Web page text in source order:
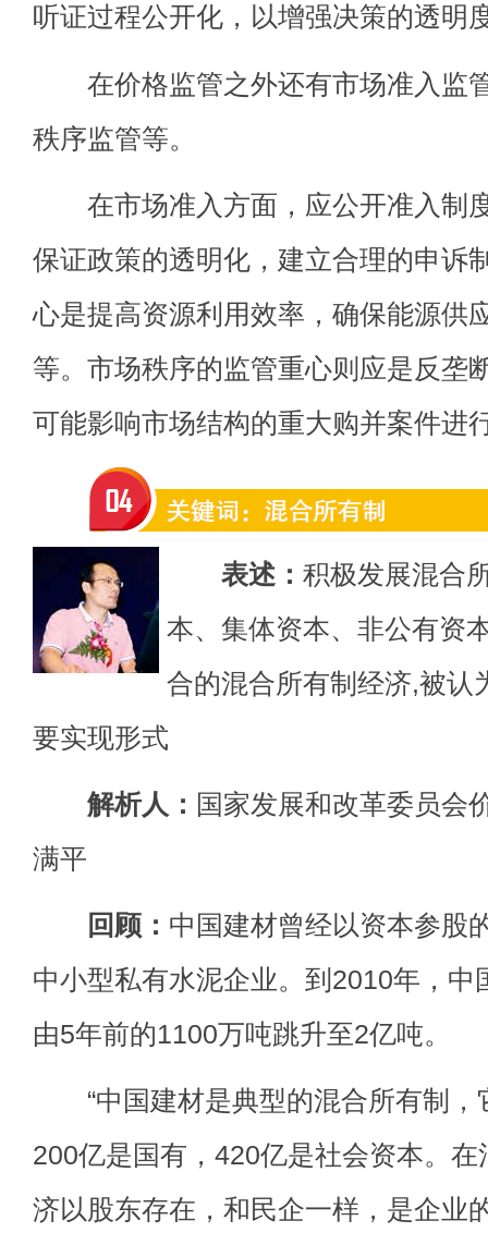
听证过程公开化，以增强决策的透明
在价格监管之外还有市场准入监
秩序监管等。
在市场准入方面，应公开准入制
保证政策的透明化，建立合理的申诉
心是提高资源利用效率，确保能源供
等。市场秩序的监管重心则应是反垄
可能影响市场结构的重大购并案件进
表述： 积极发展混合
本、集体资本、非公有资
合的混合所有制经济,被认
要实现形式
解析人： 国家发展和改革委员会
满平
回顾： 中国建材曾经以资本参股
中小型私有水泥企业。到2010年，中
由5年前的1100万吨跳升至2亿吨。
“中国建材是典型的混合所有制，
200亿是国有，420亿是社会资本。
济以股东存在，和民企一样，是企业